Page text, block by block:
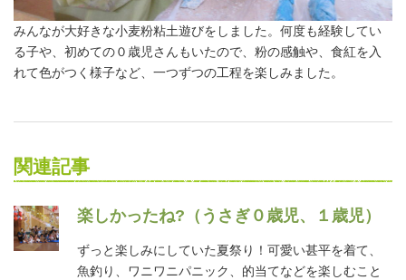
みんなが大好きな小麦粉粘土遊びをしました。何度も経験してい
る子や、初めての０歳児さんもいたので、粉の感触や、食紅を入
れて色がつく様子など、一つずつの工程を楽しみました。
関連記事
楽しかったね?（うさぎ０歳児、１歳児）
ずっと楽しみにしていた夏祭り！可愛い甚平を着て、
魚釣り、ワニワニパニック、的当てなどを楽しむこと